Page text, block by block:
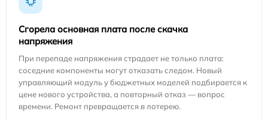
Сгорела основная плата после скачка
напряжения
При перепаде напряжения страдает не только плата:
соседние компоненты могут отказать следом. Новый
управляющий модуль у бюджетных моделей подбирается к
цене нового устройства, а повторный отказ — вопрос
времени. Ремонт превращается в лотерею.